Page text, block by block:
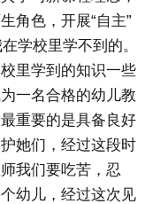
角色，开展“自主”
学校里学不到的。
里学到的知识一些
一名合格的幼儿教
重要的是具备良好
她们，经过这段时
我们要吃苦，忍
幼儿，经过这次见